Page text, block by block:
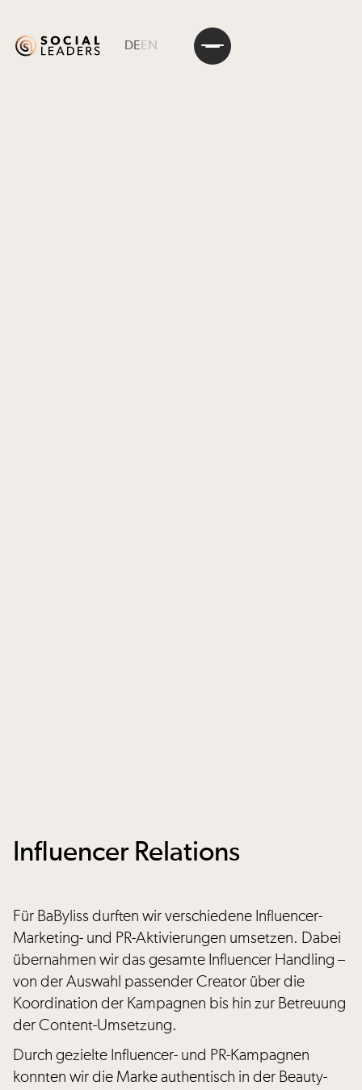
DE EN
Influencer Relations
Für BaByliss durften wir verschiedene Influencer-
Marketing- und PR-Aktivierungen umsetzen. Dabei
übernahmen wir das gesamte Influencer Handling –
von der Auswahl passender Creator über die
Koordination der Kampagnen bis hin zur Betreuung
der Content-Umsetzung.
Durch gezielte Influencer- und PR-Kampagnen
konnten wir die Marke authentisch in der Beauty-